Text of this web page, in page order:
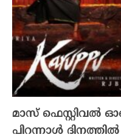
മാസ് ഫെസ്റ്റിവൽ
പിറന്നാൾ ദിനത്തിൽ